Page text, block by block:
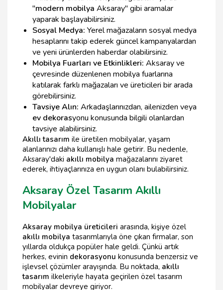
"modern mobilya Aksaray" gibi aramalar
yaparak başlayabilirsiniz.
Sosyal Medya: Yerel mağazaların sosyal medya
hesaplarını takip ederek güncel kampanyalardan
ve yeni ürünlerden haberdar olabilirsiniz.
Mobilya Fuarları ve Etkinlikleri: Aksaray ve
çevresinde düzenlenen mobilya fuarlarına
katılarak farklı mağazaları ve üreticileri bir arada
görebilirsiniz.
Tavsiye Alın: Arkadaşlarınızdan, ailenizden veya
ev dekorasyonu konusunda bilgili olanlardan
tavsiye alabilirsiniz.
Akıllı tasarım ile üretilen mobilyalar, yaşam
alanlarınızı daha kullanışlı hale getirir. Bu nedenle,
Aksaray'daki akıllı mobilya mağazalarını ziyaret
ederek, ihtiyaçlarınıza en uygun olanı bulabilirsiniz.
Aksaray Özel Tasarım Akıllı
Mobilyalar
Aksaray mobilya üreticileri arasında, kişiye özel
akıllı mobilya tasarımlarıyla öne çıkan firmalar, son
yıllarda oldukça popüler hale geldi. Çünkü artık
herkes, evinin dekorasyonu konusunda benzersiz ve
işlevsel çözümler arayışında. Bu noktada, akıllı
tasarım ilkeleriyle hayata geçirilen özel tasarım
mobilyalar devreye giriyor.